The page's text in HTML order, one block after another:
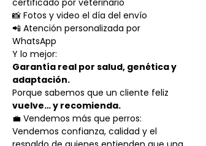
certificado por veterinario
📸 Fotos y video el día del envío
📲 Atención personalizada por
WhatsApp
Y lo mejor:
Garantía real por salud, genética y
adaptación.
Porque sabemos que un cliente feliz
vuelve… y recomienda.
💼 Vendemos más que perros:
Vendemos confianza, calidad y el